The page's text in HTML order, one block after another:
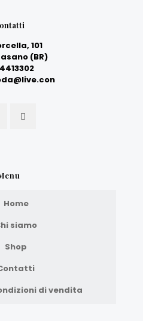
101
(BR)
Home
siamo
Shop
di vendita